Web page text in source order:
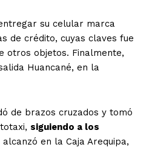
su celular marca
de crédito, cuyas claves fue
otros objetos. Finalmente,
Huancané, en la
de brazos cruzados y tomó
siguiendo a los
alcanzó en la Caja Arequipa,